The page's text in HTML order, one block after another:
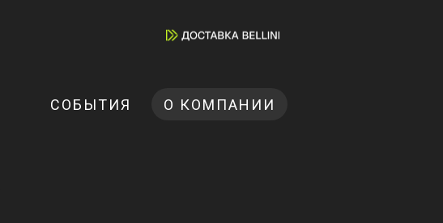
СОБЫТИЯ О КОМПАНИИ